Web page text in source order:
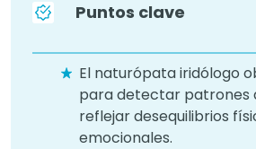
Puntos clave
El naturópata iridólogo
para detectar patrones
reflejar desequilibrios
emocionales.